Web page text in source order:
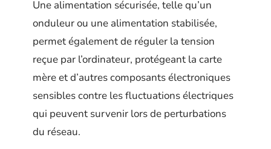
Une alimentation sécurisée, telle qu’un
onduleur ou une alimentation stabilisée,
permet également de réguler la tension
reçue par l’ordinateur, protégeant la carte
mère et d’autres composants électroniques
sensibles contre les fluctuations électriques
qui peuvent survenir lors de perturbations
du réseau.